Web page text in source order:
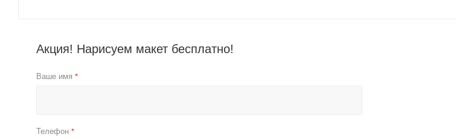
Акция! Нарисуем макет бесплатно!
Ваше имя *
Телефон *